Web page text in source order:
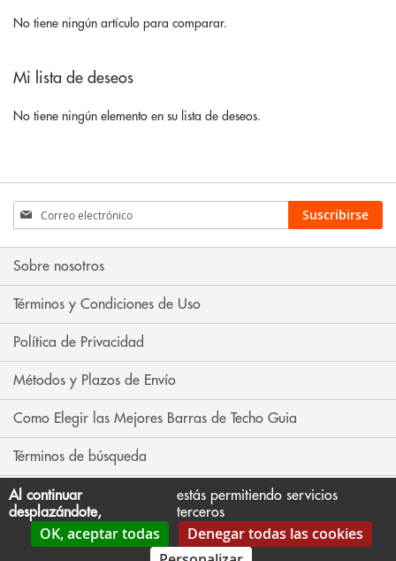
DE
No tiene ningún artículo para comparar.
Mi lista de deseos
No tiene ningún elemento en su lista de deseos.
Inscríbase
a
nuestro
boletín
noticias:
Suscribirse
Sobre nosotros
Términos y Condiciones de Uso
Política de Privacidad
Métodos y Plazos de Envío
Como Elegir las Mejores Barras de Techo Guia
Términos de búsqueda
Búsqueda avanzada
Contáctenos
Al continuar
desplazándote,
estás permitiendo servicios
terceros
OK, aceptar todas
Denegar todas las cookies